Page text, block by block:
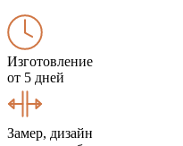
Изготовление
от 5 дней
Замер, дизайн